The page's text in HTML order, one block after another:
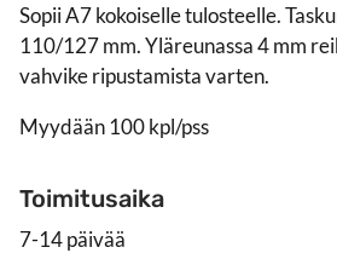
Sopii A7 kokoiselle tulosteelle.
110/127 mm. Yläreunassa 4 mm
vahvike ripustamista varten.
Myydään 100 kpl/pss
Toimitusaika
7-14 päivää